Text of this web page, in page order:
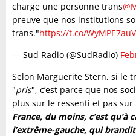
charge une personne trans
preuve que nos institutions
trans."https://t.co/
— Sud Radio (@SudRadio)
Selon Marguerite Stern, si le
"pris", c’est parce que nos
plus sur le ressenti et pas sur
France, du moins, c’est qu’à
l’extrême-gauche, qui